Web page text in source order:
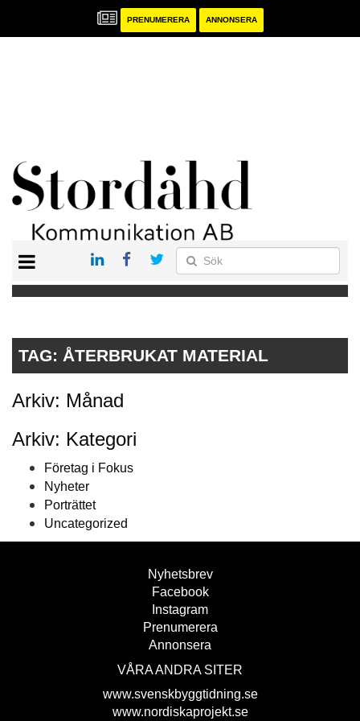
PRENUMERERA ANNONSERA
PUBLIKATIONER
TAG: ÅTERBRUKAT MATERIAL
Arkiv: Månad
Arkiv: Kategori
Företag i Fokus
Nyheter
Porträttet
Uncategorized
Nyhetsbrev
Facebook
Instagram
Prenumerera
Annonsera
VÅRA ANDRA SITER
www.svenskbyggtidning.se
www.nordiskaprojekt.se